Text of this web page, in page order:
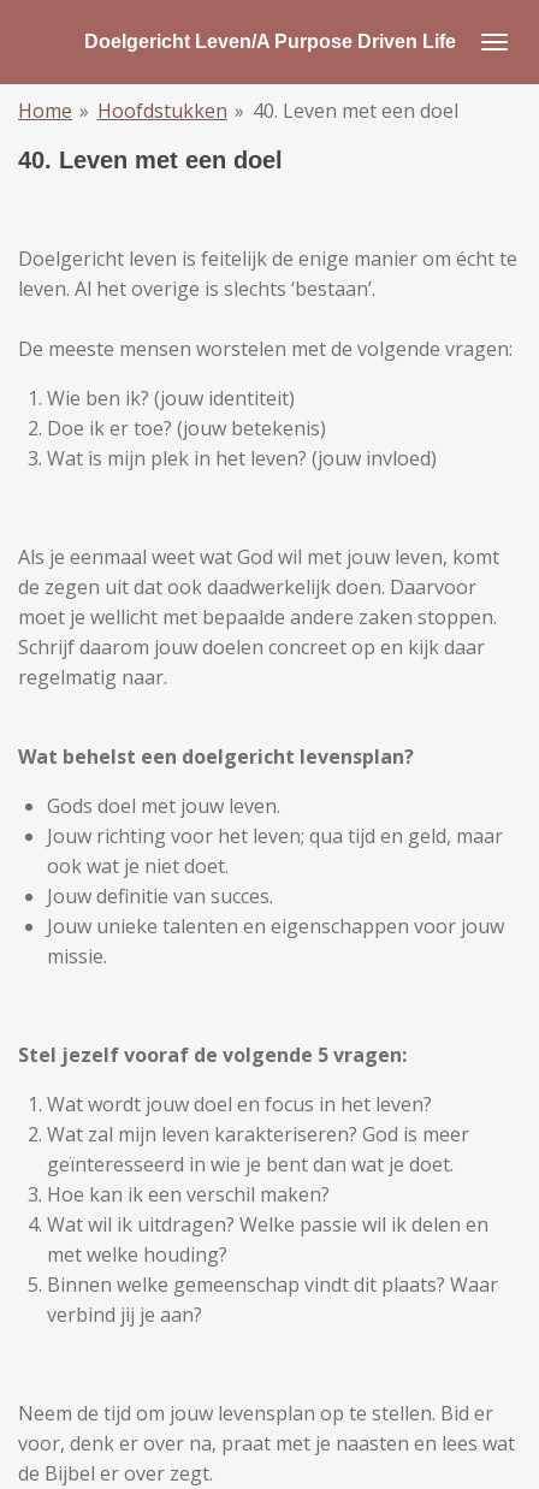
naar
de
Doelgericht Leven/A Purpose Driven Life
Home » Hoofdstukken » 40. Leven met een doel
40. Leven met een doel
Doelgericht leven is feitelijk de enige manier om écht te
leven. Al het overige is slechts ‘bestaan’.
De meeste mensen worstelen met de volgende vragen:
Wie ben ik? (jouw identiteit)
Doe ik er toe? (jouw betekenis)
Wat is mijn plek in het leven? (jouw invloed)
Als je eenmaal weet wat God wil met jouw leven, komt
de zegen uit dat ook daadwerkelijk doen. Daarvoor
moet je wellicht met bepaalde andere zaken stoppen.
Schrijf daarom jouw doelen concreet op en kijk daar
regelmatig naar.
Wat behelst een doelgericht levensplan?
Gods doel met jouw leven.
Jouw richting voor het leven; qua tijd en geld, maar
ook wat je niet doet.
Jouw definitie van succes.
Jouw unieke talenten en eigenschappen voor jouw
missie.
Stel jezelf vooraf de volgende 5 vragen:
Wat wordt jouw doel en focus in het leven?
Wat zal mijn leven karakteriseren? God is meer
geïnteresseerd in wie je bent dan wat je doet.
Hoe kan ik een verschil maken?
Wat wil ik uitdragen? Welke passie wil ik delen en
met welke houding?
Binnen welke gemeenschap vindt dit plaats? Waar
verbind jij je aan?
Neem de tijd om jouw levensplan op te stellen. Bid er
voor, denk er over na, praat met je naasten en lees wat
de Bijbel er over zegt.